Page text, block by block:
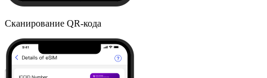
Сканирование QR-кода